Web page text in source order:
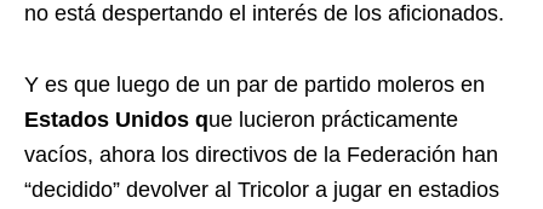
no está despertando el interés de los aficionados.
Y es que luego de un par de partido moleros en
Estados Unidos que lucieron prácticamente
vacíos, ahora los directivos de la Federación han
“decidido” devolver al Tricolor a jugar en estadios